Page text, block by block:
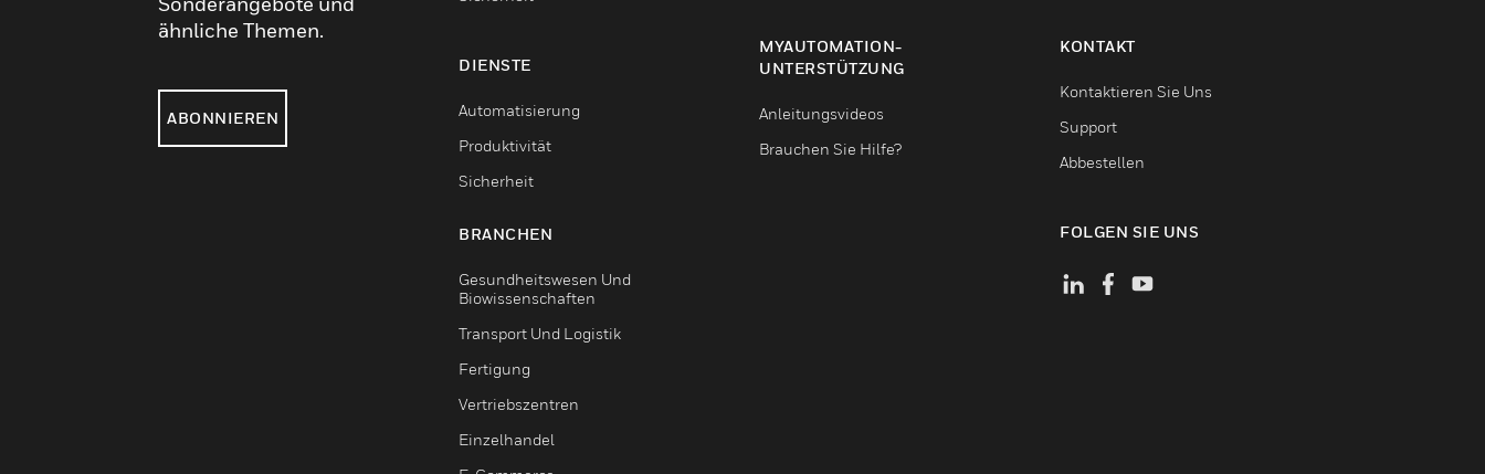
ähnliche Themen.
ABONNIEREN
DIENSTE
Automatisierung
Produktivität
Sicherheit
BRANCHEN
Gesundheitswesen Und
Biowissenschaften
Transport Und Logistik
Fertigung
Vertriebszentren
Einzelhandel
MYAUTOMATION-
UNTERSTÜTZUNG
Anleitungsvideos
Brauchen Sie Hilfe?
KONTAKT
Kontaktieren Sie Uns
Support
Abbestellen
FOLGEN SIE UNS